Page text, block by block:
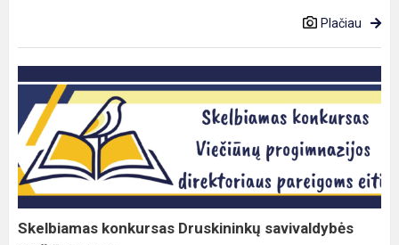
Plačiau
konkursas
Druskininkų
savivaldybės
Viečiūnų
prog...
Skelbiamas konkursas Druskininkų savivaldybės